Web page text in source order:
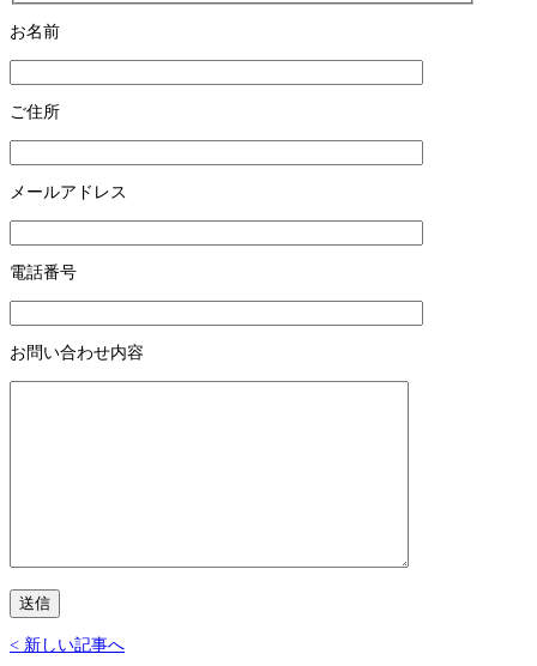
お名前
ご住所
メールアドレス
電話番号
お問い合わせ内容
< 新しい記事へ